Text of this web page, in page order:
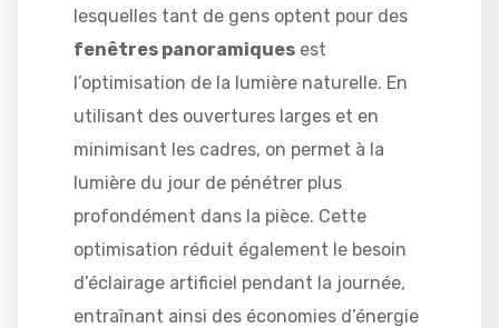
lesquelles tant de gens optent pour des
fenêtres panoramiques est
l’optimisation de la lumière naturelle. En
utilisant des ouvertures larges et en
minimisant les cadres, on permet à la
lumière du jour de pénétrer plus
profondément dans la pièce. Cette
optimisation réduit également le besoin
d’éclairage artificiel pendant la journée,
entraînant ainsi des économies d’énergie